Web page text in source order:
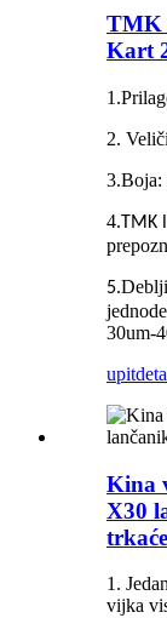
TMK
Kart
2.
3.Boja:
4.TMK
5.
30um-
upit
Kina
X30
1.
vijka